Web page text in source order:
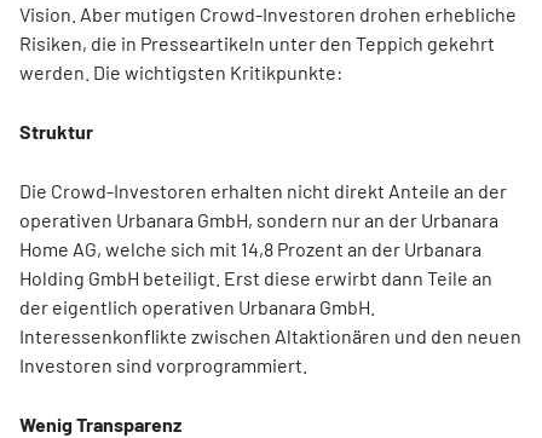
Vision. Aber mutigen Crowd-Investoren drohen erhebliche
Risiken, die in Presseartikeln unter den Teppich gekehrt
werden. Die wichtigsten Kritikpunkte:
Struktur
Die Crowd-Investoren erhalten nicht direkt Anteile an der
operativen Urbanara GmbH, sondern nur an der Urbanara
Home AG, welche sich mit 14,8 Prozent an der Urbanara
Holding GmbH beteiligt. Erst diese erwirbt dann Teile an
der eigentlich operativen Urbanara GmbH.
Interessenkonflikte zwischen Altaktionären und den neuen
Investoren sind vorprogrammiert.
Wenig Transparenz